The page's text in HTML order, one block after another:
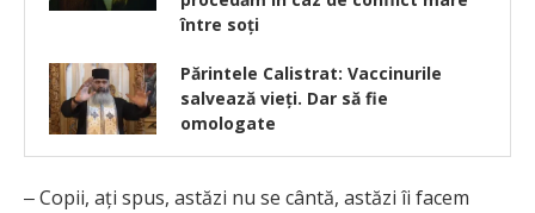
între soți
Părintele Calistrat: Vaccinurile
salvează vieți. Dar să fie
omologate
‒ Copii, aţi spus, astăzi nu se cântă, astăzi îi facem